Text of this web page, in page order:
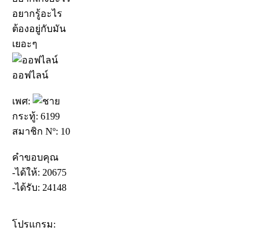
อยากรู้อะไร
ต้องอยู่กับมัน
เยอะๆ
ออฟไลน์
เพศ:
กระทู้: 6199
สมาชิก Nº: 10
คำขอบคุณ
-ได้ให้: 20675
-ได้รับ: 24148
โปรแกรม: